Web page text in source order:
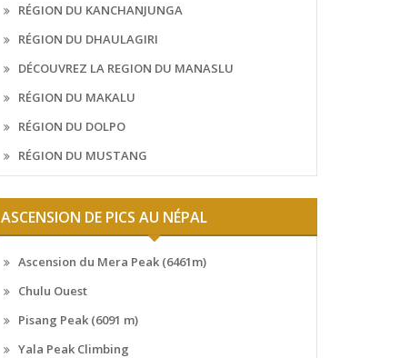
RÉGION DU KANCHANJUNGA
RÉGION DU DHAULAGIRI
DÉCOUVREZ LA REGION DU MANASLU
RÉGION DU MAKALU
RÉGION DU DOLPO
RÉGION DU MUSTANG
ASCENSION DE PICS AU NÉPAL
Ascension du Mera Peak (6461m)
Chulu Ouest
Pisang Peak (6091 m)
Yala Peak Climbing